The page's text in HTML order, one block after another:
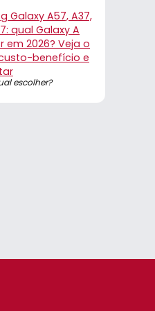
Galaxy A57, A37,
qual Galaxy A
em 2026? Veja o
benefício e
escolher?